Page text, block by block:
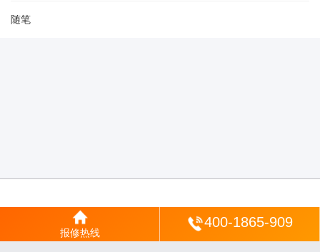
随笔
报修热线
400-1865-909